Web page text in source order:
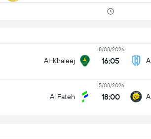
18/08/2026
16:05
Al-Khaleej
15/08/2026
18:00
Al Fateh